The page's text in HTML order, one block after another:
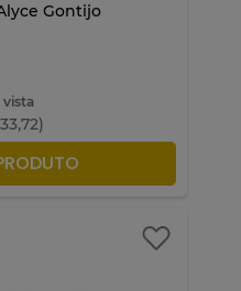
Gontijo
vista
33,72)
À SACOLA